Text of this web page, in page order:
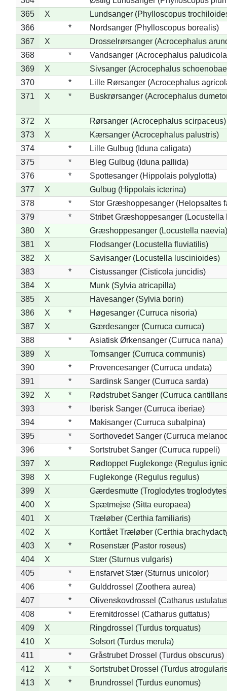
365
X
Lundsanger (Phylloscopus
366
*
Nordsanger (Phylloscopus borealis)
367
X
Drosselrørsanger (Acrocephalus
368
*
Vandsanger (Acrocephalus
369
X
Sivsanger (Acrocephalus
370
*
Lille Rørsanger (Acrocephalus
371
X * Buskrørsanger (Acrocephalus
372 X
Rørsanger (Acrocephalus scirpaceus)
373
X
Kærsanger (Acrocephalus palustris)
374
*
Lille Gulbug (Iduna caligata)
375
*
Bleg Gulbug (Iduna pallida)
376
*
Spottesanger (Hippolais polyglotta)
377
X
Gulbug (Hippolais icterina)
378
*
Stor Græshoppesanger (Helopsaltes
379
*
Stribet Græshoppesanger (Locustella
380
X
Græshoppesanger (Locustella naevia)
381
X
Flodsanger (Locustella fluviatilis)
382
X
Savisanger (Locustella luscinioides)
383
*
Cistussanger (Cisticola juncidis)
384
X
Munk (Sylvia atricapilla)
385
X
Havesanger (Sylvia borin)
386
X *
Høgesanger (Curruca nisoria)
387
X
Gærdesanger (Curruca curruca)
388
*
Asiatisk Ørkensanger (Curruca nana)
389
X
Tornsanger (Curruca communis)
390
*
Provencesanger (Curruca undata)
391
*
Sardinsk Sanger (Curruca sarda)
392
X *
Rødstrubet Sanger (Curruca
393
*
Iberisk Sanger (Curruca iberiae)
394
*
Makisanger (Curruca subalpina)
395
*
Sorthovedet Sanger (Curruca
396
*
Sortstrubet Sanger (Curruca ruppeli)
397
X
Rødtoppet Fuglekonge (Regulus
398
X
Fuglekonge (Regulus regulus)
399
X
Gærdesmutte (Troglodytes
400
X
Spætmejse (Sitta europaea)
401
X
Træløber (Certhia familiaris)
402
X
Korttået Træløber (Certhia
403
X *
Rosenstær (Pastor roseus)
404
X
Stær (Sturnus vulgaris)
405
*
Ensfarvet Stær (Sturnus unicolor)
406
*
Gulddrossel (Zoothera aurea)
407
*
Olivenskovdrossel (Catharus
408
*
Eremitdrossel (Catharus guttatus)
409
X
Ringdrossel (Turdus torquatus)
410
X
Solsort (Turdus merula)
411
*
Gråstrubet Drossel (Turdus obscurus)
412
X *
Sortstrubet Drossel (Turdus
413
X * Brundrossel (Turdus eunomus)